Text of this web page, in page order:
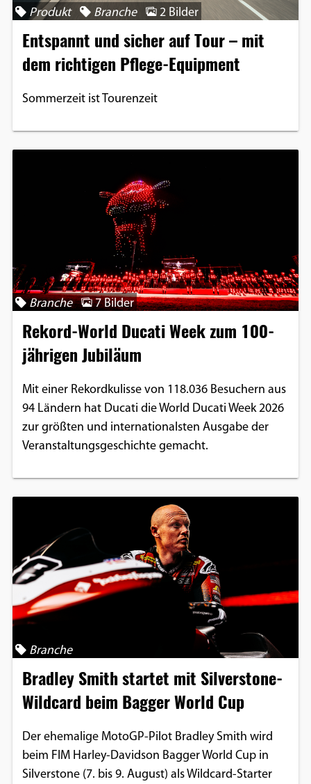
Produkt Branche 2 Bilder
Entspannt und sicher auf Tour – mit
dem richtigen Pflege-Equipment
Sommerzeit ist Tourenzeit
Branche 7 Bilder
Rekord-World Ducati Week zum 100-
jährigen Jubiläum
Mit einer Rekordkulisse von 118.036 Besuchern aus
94 Ländern hat Ducati die World Ducati Week 2026
zur größten und internationalsten Ausgabe der
Veranstaltungsgeschichte gemacht.
Branche
Bradley Smith startet mit Silverstone-
Wildcard beim Bagger World Cup
Der ehemalige MotoGP-Pilot Bradley Smith wird
beim FIM Harley-Davidson Bagger World Cup in
Silverstone (7. bis 9. August) als Wildcard-Starter